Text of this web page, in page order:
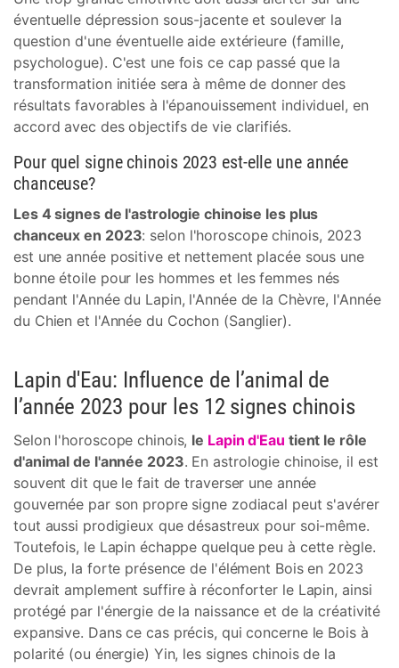
éventuelle dépression sous-jacente et soulever la
question d'une éventuelle aide extérieure (famille,
psychologue). C'est une fois ce cap passé que la
transformation initiée sera à même de donner des
résultats favorables à l'épanouissement individuel, en
accord avec des objectifs de vie clarifiés.
Pour quel signe chinois 2023 est-elle une année
chanceuse?
Les 4 signes de l'astrologie chinoise les plus
chanceux en 2023: selon l'horoscope chinois, 2023
est une année positive et nettement placée sous une
bonne étoile pour les hommes et les femmes nés
pendant l'Année du Lapin, l'Année de la Chèvre, l'Année
du Chien et l'Année du Cochon (Sanglier).
Lapin d'Eau: Influence de l’animal de
l’année 2023 pour les 12 signes chinois
Selon l'horoscope chinois, le Lapin d'Eau tient le rôle
d'animal de l'année 2023. En astrologie chinoise, il est
souvent dit que le fait de traverser une année
gouvernée par son propre signe zodiacal peut s'avérer
tout aussi prodigieux que désastreux pour soi-même.
Toutefois, le Lapin échappe quelque peu à cette règle.
De plus, la forte présence de l'élément Bois en 2023
devrait amplement suffire à réconforter le Lapin, ainsi
protégé par l'énergie de la naissance et de la créativité
expansive. Dans ce cas précis, qui concerne le Bois à
polarité (ou énergie) Yin, les signes chinois de la